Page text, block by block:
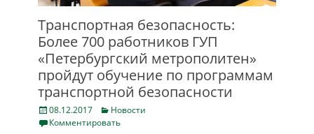
Транспортная безопасность:
Более 700 работников ГУП
«Петербургский метрополитен»
пройдут обучение по программам
транспортной безопасности
Posted
on
08.12.2017 Categories
Новости
Комментировать